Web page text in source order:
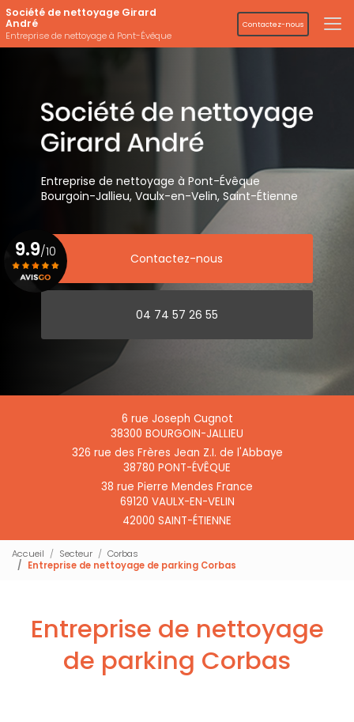
Aller
au
contenu
principal
Société de nettoyage Girard
André
Entreprise de nettoyage à Pont-Évêque
Contactez-nous
Entreprise de nettoyage à Pont-Évêque
Bourgoin-Jallieu, Vaulx-en-Velin, Saint-Étienne
Contactez-nous
04 74 57 26 55
6 rue Joseph Cugnot
38300 BOURGOIN-JALLIEU
326 rue des Frères Jean Z.I. de l'Abbaye
38780 PONT-ÉVÊQUE
38 rue Pierre Mendes France
69120 VAULX-EN-VELIN
42000 SAINT-ÉTIENNE
9.9/10
Accueil Secteur
Corbas
Entreprise de nettoyage de parking Corbas
Entreprise de nettoyage
de parking Corbas